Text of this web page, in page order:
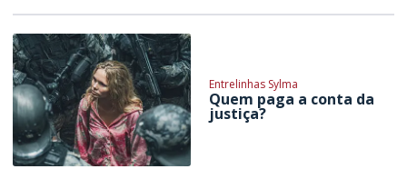
Entrelinhas Sylma
Quem paga a conta da
justiça?